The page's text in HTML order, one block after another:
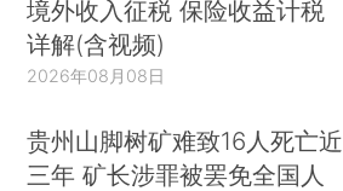
境外收入征税 保险收益计税
详解(含视频)
2026年08月08日
贵州山脚树矿难致16人死亡近
三年 矿长涉罪被罢免全国人